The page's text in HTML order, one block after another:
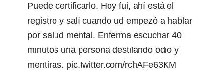
Puede certificarlo. Hoy fui, ahí está el
registro y salí cuando ud empezó a hablar
por salud mental. Enferma escuchar 40
minutos una persona destilando odio y
mentiras. pic.twitter.com/rchAFe63KM